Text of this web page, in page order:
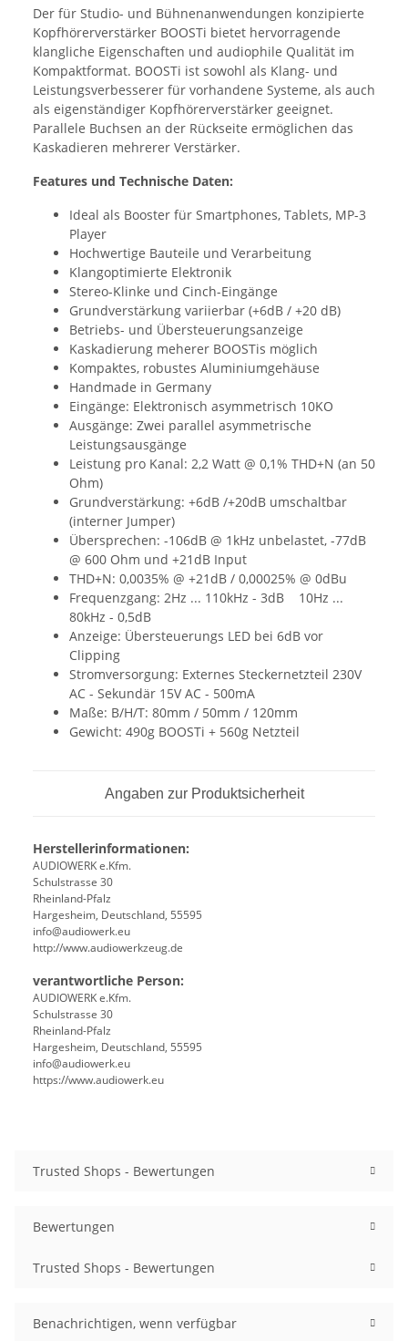
Der für Studio- und Bühnenanwendungen konzipierte
Kopfhörerverstärker BOOSTi bietet hervorragende
klangliche Eigenschaften und audiophile Qualität im
Kompaktformat. BOOSTi ist sowohl als Klang- und
Leistungsverbesserer für vorhandene Systeme, als auch
als eigenständiger Kopfhörerverstärker geeignet.
Parallele Buchsen an der Rückseite ermöglichen das
Kaskadieren mehrerer Verstärker.
Features und Technische Daten:
Ideal als Booster für Smartphones, Tablets, MP-3
Player
Hochwertige Bauteile und Verarbeitung
Klangoptimierte Elektronik
Stereo-Klinke und Cinch-Eingänge
Grundverstärkung variierbar (+6dB / +20 dB)
Betriebs- und Übersteuerungsanzeige
Kaskadierung meherer BOOSTis möglich
Kompaktes, robustes Aluminiumgehäuse
Handmade in Germany
Eingänge: Elektronisch asymmetrisch 10KO
Ausgänge: Zwei parallel asymmetrische
Leistungsausgänge
Leistung pro Kanal: 2,2 Watt @ 0,1% THD+N (an 50
Ohm)
Grundverstärkung: +6dB /+20dB umschaltbar
(interner Jumper)
Übersprechen: -106dB @ 1kHz unbelastet, -77dB
@ 600 Ohm und +21dB Input
THD+N: 0,0035% @ +21dB / 0,00025% @ 0dBu
Frequenzgang: 2Hz ... 110kHz - 3dB 10Hz ...
80kHz - 0,5dB
Anzeige: Übersteuerungs LED bei 6dB vor
Clipping
Stromversorgung: Externes Steckernetzteil 230V
AC - Sekundär 15V AC - 500mA
Maße: B/H/T: 80mm / 50mm / 120mm
Gewicht: 490g BOOSTi + 560g Netzteil
Angaben zur Produktsicherheit
Herstellerinformationen:
AUDIOWERK e.Kfm.
Schulstrasse 30
Rheinland-Pfalz
Hargesheim, Deutschland, 55595
info@audiowerk.eu
http://www.audiowerkzeug.de
verantwortliche Person:
AUDIOWERK e.Kfm.
Schulstrasse 30
Rheinland-Pfalz
Hargesheim, Deutschland, 55595
info@audiowerk.eu
https://www.audiowerk.eu
Trusted Shops - Bewertungen
Bewertungen
Trusted Shops - Bewertungen
Benachrichtigen, wenn verfügbar